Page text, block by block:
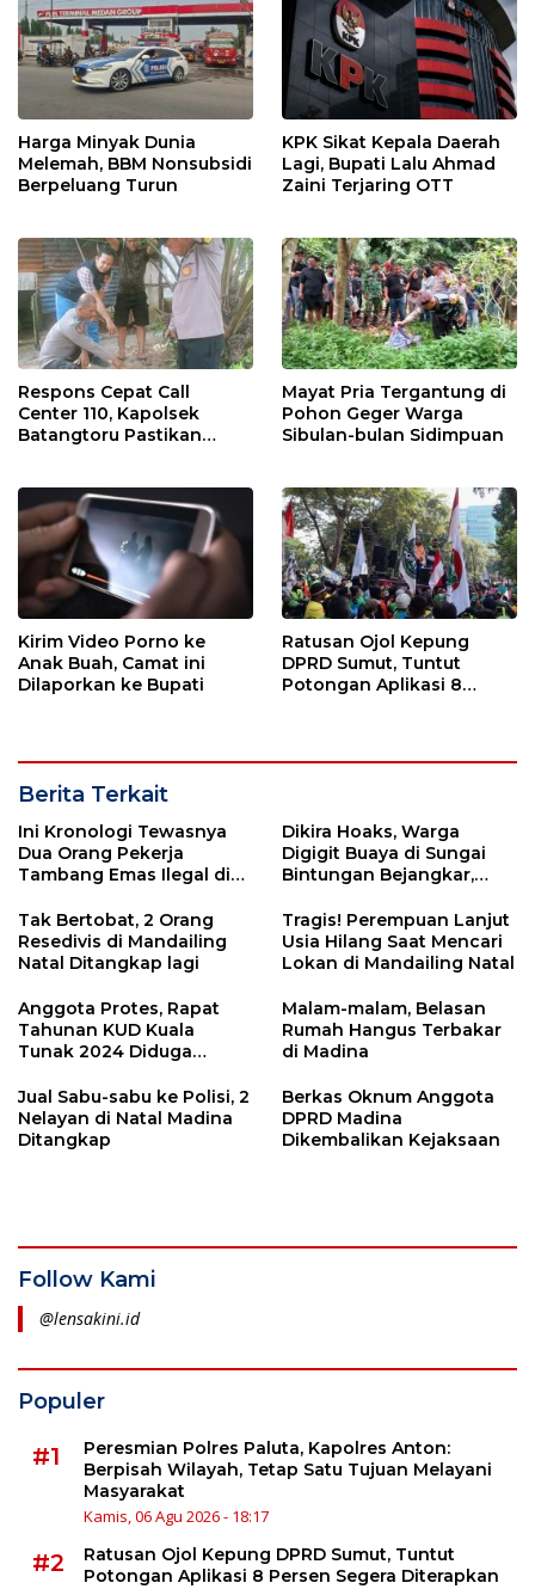
Harga Minyak Dunia
Melemah, BBM Nonsubsidi
Berpeluang Turun
KPK Sikat Kepala Daerah
Lagi, Bupati Lalu Ahmad
Zaini Terjaring OTT
Respons Cepat Call
Center 110, Kapolsek
Batangtoru Pastikan
Mayat Pria Tergantung di
Pohon Geger Warga
Sibulan-bulan Sidimpuan
Kirim Video Porno ke
Anak Buah, Camat ini
Dilaporkan ke Bupati
Ratusan Ojol Kepung
DPRD Sumut, Tuntut
Potongan Aplikasi 8
Berita Terkait
Ini Kronologi Tewasnya
Dua Orang Pekerja
Tambang Emas Ilegal di
Dikira Hoaks, Warga
Digigit Buaya di Sungai
Bintungan Bejangkar,
Tak Bertobat, 2 Orang
Resedivis di Mandailing
Natal Ditangkap lagi
Tragis! Perempuan Lanjut
Usia Hilang Saat Mencari
Lokan di Mandailing Natal
Anggota Protes, Rapat
Tahunan KUD Kuala
Tunak 2024 Diduga
Malam-malam, Belasan
Rumah Hangus Terbakar
di Madina
Jual Sabu-sabu ke Polisi, 2
Nelayan di Natal Madina
Ditangkap
Berkas Oknum Anggota
DPRD Madina
Dikembalikan Kejaksaan
Follow Kami
@lensakini.id
Populer
#1
Peresmian Polres Paluta, Kapolres Anton:
Berpisah Wilayah, Tetap Satu Tujuan Melayani
Masyarakat
Kamis, 06 Agu 2026 - 18:17
#2
Ratusan Ojol Kepung DPRD Sumut, Tuntut
Potongan Aplikasi 8 Persen Segera Diterapkan